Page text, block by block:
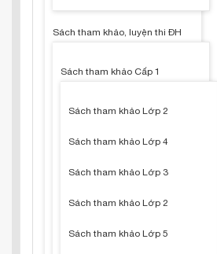
Sách tham khảo, luyện thi ĐH
Sách tham khảo Cấp 1
Sách tham khảo Lớp 2
Sách tham khảo Lớp 4
Sách tham khảo Lớp 3
Sách tham khảo Lớp 2
Sách tham khảo Lớp 5